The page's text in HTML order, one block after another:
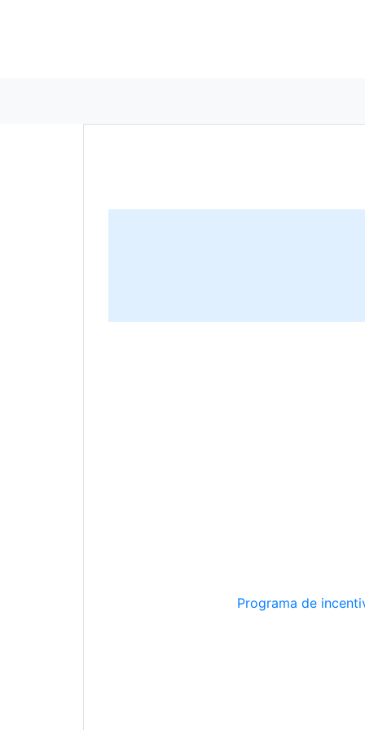
Programa de